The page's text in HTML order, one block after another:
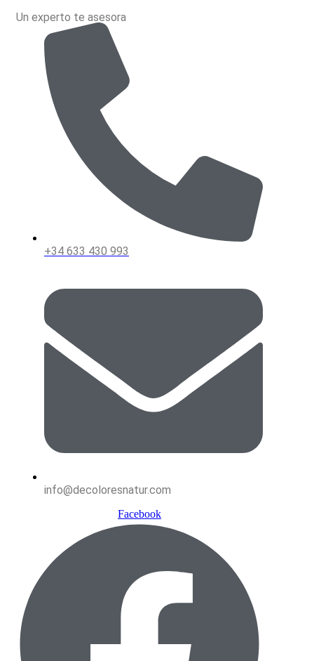
Un experto te asesora
+34 633 430 993
info@decoloresnatur.com
Facebook